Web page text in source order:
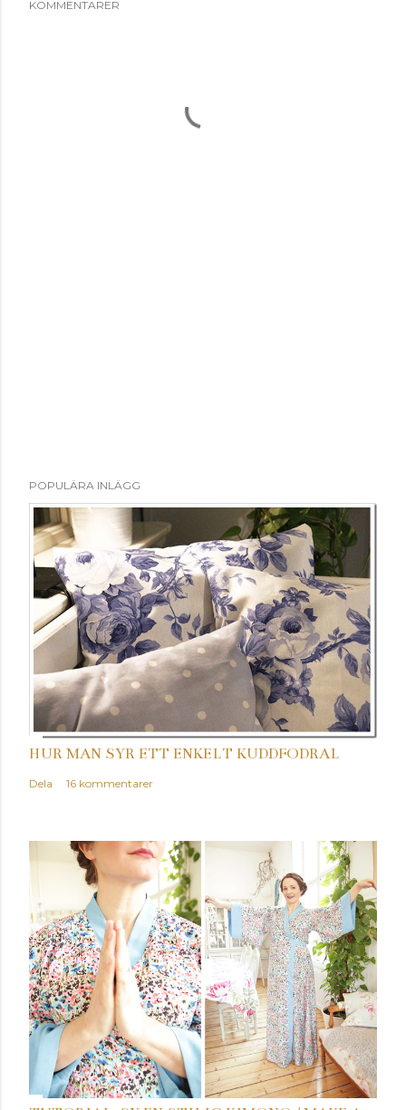
KOMMENTARER
POPULÄRA INLÄGG
HUR MAN SYR ETT ENKELT KUDDFODRAL
Dela 16 kommentarer